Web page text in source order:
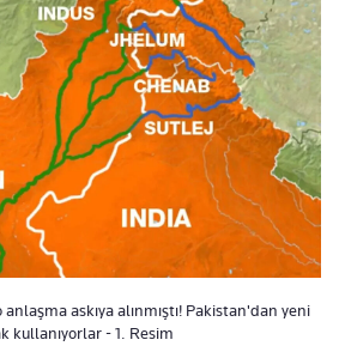
anlaşma askıya alınmıştı! Pakistan'dan yeni
kullanıyorlar - 1. Resim